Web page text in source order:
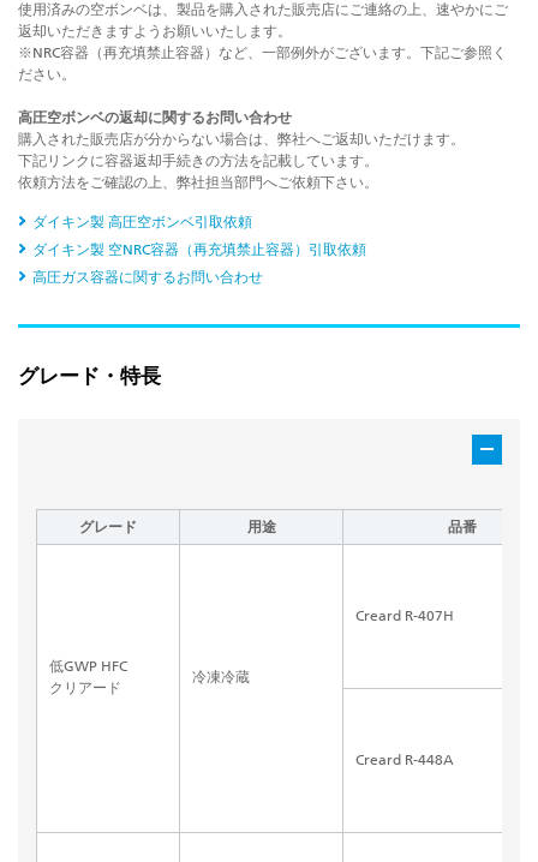
使用済みの空ボンベは、製品を購入された販売店にご連絡の上、速やかにご
返却いただきますようお願いいたします。
※NRC容器（再充填禁止容器）など、一部例外がございます。下記ご参照く
ださい。
高圧空ボンベの返却に関するお問い合わせ
購入された販売店が分からない場合は、弊社へご返却いただけます。
下記リンクに容器返却手続きの方法を記載しています。
依頼方法をご確認の上、弊社担当部門へご依頼下さい。
ダイキン製 高圧空ボンベ引取依頼
ダイキン製 空NRC容器（再充填禁止容器）引取依頼
高圧ガス容器に関するお問い合わせ
グレード・特長
グレード 用途 品番
低GWP HFC
クリアード
冷凍冷蔵
Creard R-407H
Creard R-448A